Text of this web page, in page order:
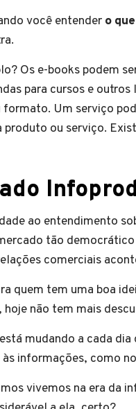
você entender o
Os e-books podem
para cursos e
formato. Um serviço
produto ou serviço.
ao entendimento
tão
comerciais
quem tem uma boa
não tem mais
mudando a cada
informações, como
vivemos na era da